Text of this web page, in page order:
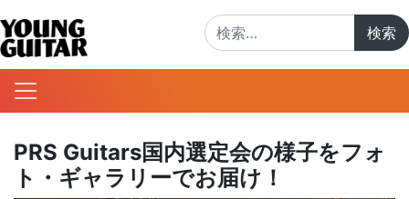
PRS Guitars国内選定会の様子をフォ
ト・ギャラリーでお届け！